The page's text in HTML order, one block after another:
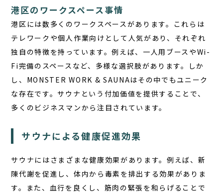
港区のワークスペース事情
港区には数多くのワークスペースがあります。これらは
テレワークや個人作業向けとして人気があり、それぞれ
独自の特徴を持っています。例えば、一人用ブースやWi-
Fi完備のスペースなど、多様な選択肢があります。しか
し、 MONSTER WORK & SAUNAはその中でもユニーク
な存在です。サウナという付加価値を提供することで、
多くのビジネスマンから注目されています。
サウナによる健康促進効果
サウナにはさまざまな健康効果があります。例えば、新
陳代謝を促進し、体内から毒素を排出する効果がありま
す。また、血行を良くし、筋肉の緊張を和らげることで